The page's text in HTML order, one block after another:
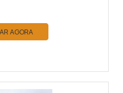
AGORA